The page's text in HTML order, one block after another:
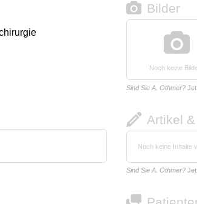
Bilder
Noch keine
Sind Sie A. Othmer?
Artikel
Noch keine Inhalte
Sind Sie A. Othmer?